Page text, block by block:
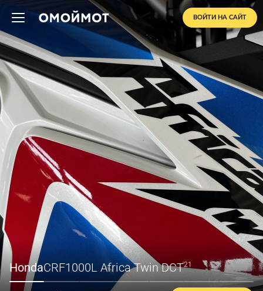
ВОЙТИ НА САЙТ
HondaCRF1000L Africa Twin DCT'21